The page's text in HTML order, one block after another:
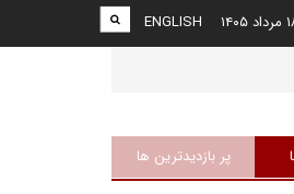
ENGLISH
پر بازدیدترین ها